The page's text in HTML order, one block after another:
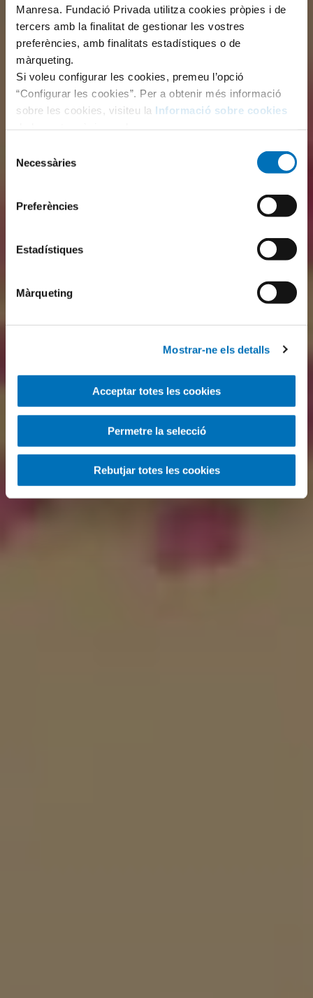
Manresa. Fundació Privada utilitza cookies pròpies i de
tercers amb la finalitat de gestionar les vostres
preferències, amb finalitats estadístiques o de
màrqueting.
Si voleu configurar les cookies, premeu l’opció
“Configurar les cookies”. Per a obtenir més informació
sobre les cookies, visiteu la Informació sobre cookies
Necessàries
Preferències
Estadístiques
Màrqueting
Mostrar-ne els detalls
Acceptar totes les cookies
Permetre la selecció
Rebutjar totes les cookies